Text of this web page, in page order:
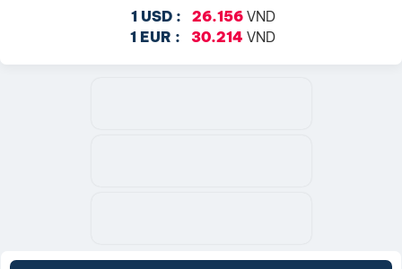
1 USD : 26.156VND
1 EUR : 30.214 VND